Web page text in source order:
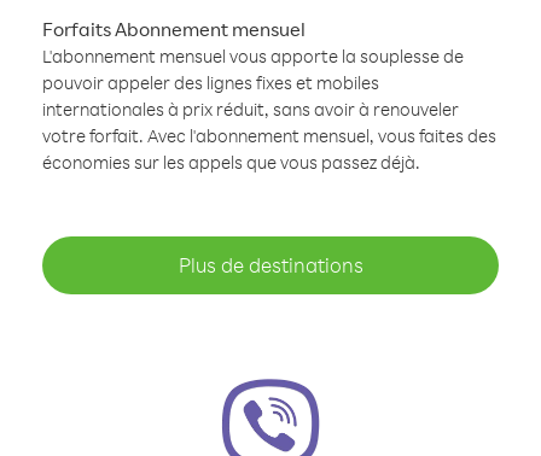
Forfaits Abonnement mensuel
L'abonnement mensuel vous apporte la souplesse de
pouvoir appeler des lignes fixes et mobiles
internationales à prix réduit, sans avoir à renouveler
votre forfait. Avec l'abonnement mensuel, vous faites des
économies sur les appels que vous passez déjà.
Plus de destinations